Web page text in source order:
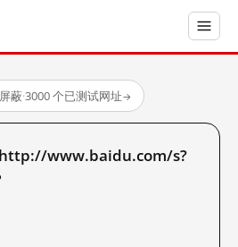
蔽·3000 个已测试网址→
http://www.baidu.com/s?